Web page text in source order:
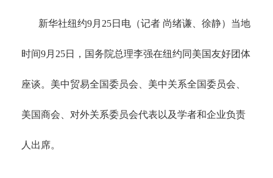
新华社纽约9月25日电（记者 尚绪谦、徐静）当地
时间9月25日，国务院总理李强在纽约同美国友好团体
座谈。美中贸易全国委员会、美中关系全国委员会、
美国商会、对外关系委员会代表以及学者和企业负责
人出席。